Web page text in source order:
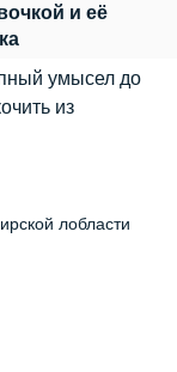
и её
умысел до
из
лобласти